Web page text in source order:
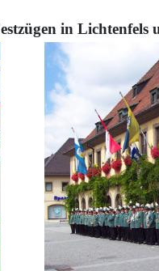
in Lichtenfels